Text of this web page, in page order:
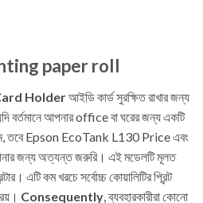
paper roll
Holderআইডি কার্ড সুরক্ষিত রাখার জন্য
আপনার office বা ঘরের জন্য একটি
তবে Epson EcoTank L130 Price এবং
জন্য অত্যন্ত জরুরি। এই মডেলটি মূলত
এটি কম খরচে সর্বোচ্চ কোয়ালিটির প্রিন্ট
Consequently , ব্যবহারকারীরা কোনো